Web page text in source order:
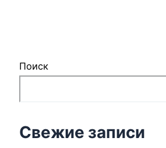
Поиск
Свежие записи